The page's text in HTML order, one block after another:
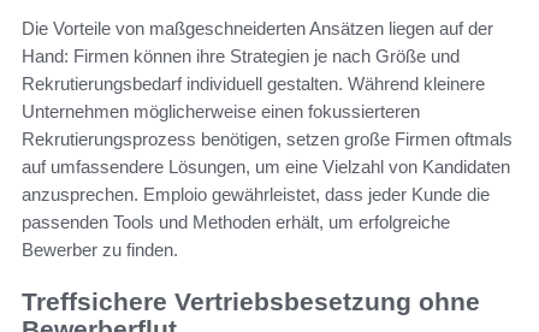
Die Vorteile von maßgeschneiderten Ansätzen liegen auf der
Hand: Firmen können ihre Strategien je nach Größe und
Rekrutierungsbedarf individuell gestalten. Während kleinere
Unternehmen möglicherweise einen fokussierteren
Rekrutierungsprozess benötigen, setzen große Firmen oftmals
auf umfassendere Lösungen, um eine Vielzahl von Kandidaten
anzusprechen. Emploio gewährleistet, dass jeder Kunde die
passenden Tools und Methoden erhält, um erfolgreiche
Bewerber zu finden.
Treffsichere Vertriebsbesetzung ohne